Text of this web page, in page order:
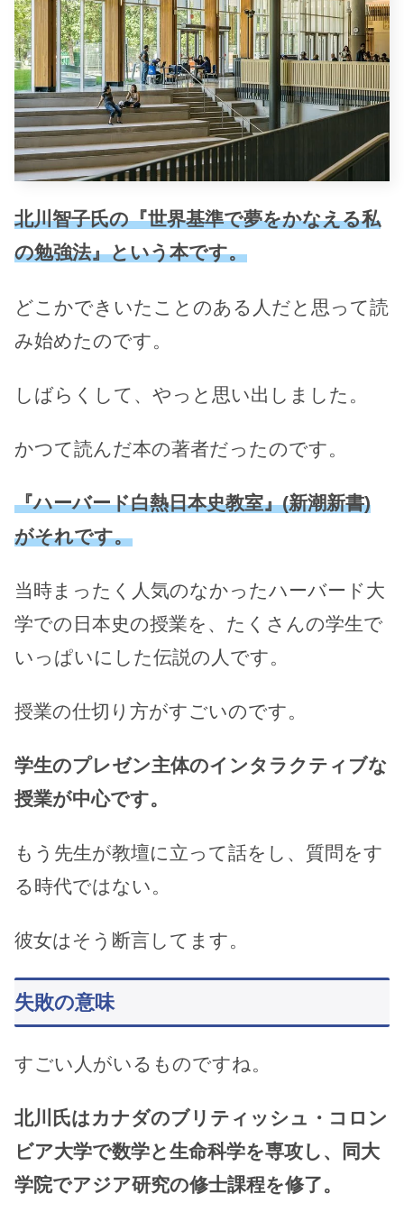
北川智子氏の『世界基準で夢をかなえる私
の勉強法』という本です。
どこかできいたことのある人だと思って読
み始めたのです。
しばらくして、やっと思い出しました。
かつて読んだ本の著者だったのです。
『ハーバード白熱日本史教室』(新潮新書)
がそれです。
当時まったく人気のなかったハーバード大
学での日本史の授業を、たくさんの学生で
いっぱいにした伝説の人です。
授業の仕切り方がすごいのです。
学生のプレゼン主体のインタラクティブな
授業が中心です。
もう先生が教壇に立って話をし、質問をす
る時代ではない。
彼女はそう断言してます。
失敗の意味
すごい人がいるものですね。
北川氏はカナダのブリティッシュ・コロン
ビア大学で数学と生命科学を専攻し、同大
学院でアジア研究の修士課程を修了。